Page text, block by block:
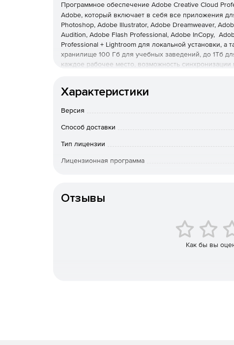
Программное обеспечение Adobe Creative Cloud
Adobe, который включает в себя все приложения
Photoshop, Adobe Illustrator, Adobe Dreamweaver,
Audition, Adobe Flash Professional, Adobe InCopy,
Professional + Lightroom для локальной установки, а
хранилище 100 Гб для учебных заведений, до 1Тб
каждое рабочее место, возможность
которую получаете все обновления. Подписка на
Приобретая
Полный набор инструментов Adobe для
Инструмент CC Packager для централизованной
Характеристики
Версия
Способ доставки
Тип лицензии
Лицензионная программа
Отзывы
Как бы вы